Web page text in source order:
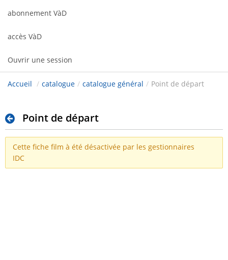
abonnement VàD
accès VàD
Ouvrir une session
Accueil / catalogue / catalogue général / Point de départ
Point de départ
Cette fiche film à été désactivée par les gestionnaires
IDC